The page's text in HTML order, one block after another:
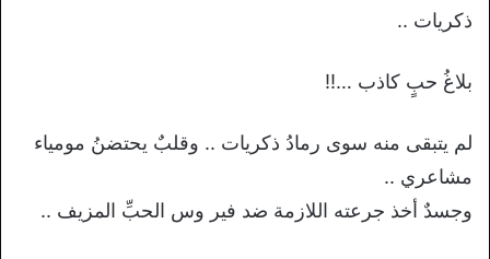
ذكريات ..
بلاغُ حبٍ كاذب …!!
لم يتبقى منه سوى رمادُ ذكريات .. وقلبٌ يحتضنُ مومياء
مشاعري ..
وجسدٌ أخذ جرعته اللازمة ضد فير وس الحبِّ المزيف ..